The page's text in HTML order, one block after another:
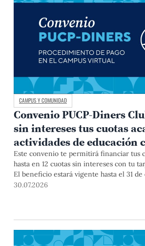
CAMPUS Y COMUNIDAD
Convenio PUCP-Diners
sin intereses tus cuotas
actividades de educación
Este convenio te permitirá financiar tus
hasta en 12 cuotas sin intereses con tu
El beneficio estará vigente hasta el 31
2026 para pregrado y posgrado, así como
30.07.2026